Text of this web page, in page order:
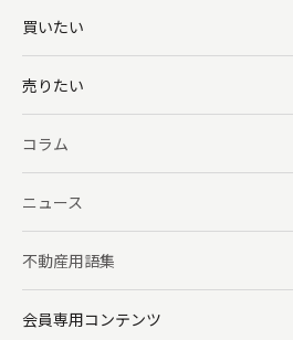
買いたい
売りたい
コラム
ニュース
不動産用語集
会員専用コンテンツ